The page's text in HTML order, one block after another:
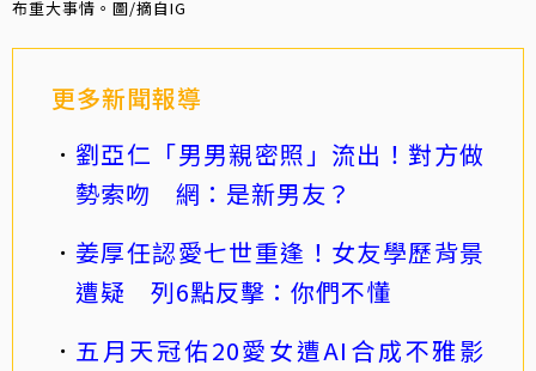
布重大事情。圖/摘自IG
更多新聞報導
劉亞仁「男男親密照」流出！對方做
勢索吻 網：是新男友？
姜厚任認愛七世重逢！女友學歷背景
遭疑 列6點反擊：你們不懂
五月天冠佑20愛女遭AI合成不雅影